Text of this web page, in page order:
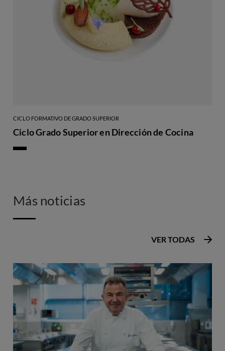
CICLO FORMATIVO DE GRADO SUPERIOR
Ciclo Grado Superior en Dirección de Cocina
Más noticias
VER TODAS